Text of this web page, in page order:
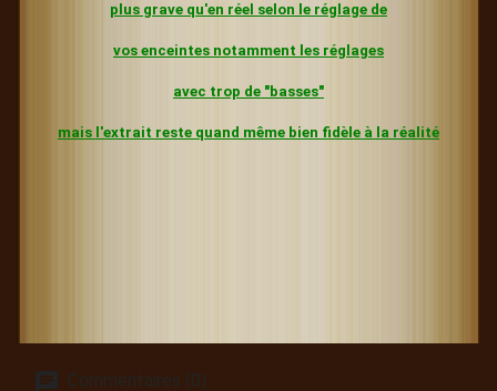
plus grave qu'en réel selon le réglage de
vos enceintes notamment les réglages
avec trop de "basses"
mais l'extrait reste quand même bien fidèle à la réalité
Commentaires (0)